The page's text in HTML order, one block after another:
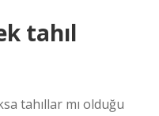
tahıl
tahıllar mı olduğu